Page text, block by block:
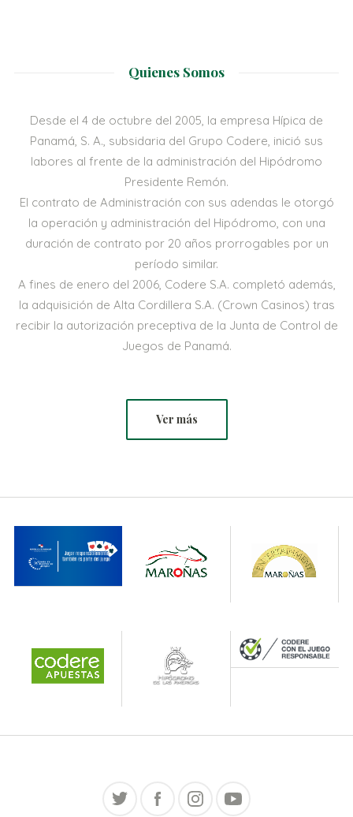
Quienes Somos
Desde el 4 de octubre del 2005, la empresa Hípica de
Panamá, S. A., subsidaria del Grupo Codere, inició sus
labores al frente de la administración del Hipódromo
Presidente Remón.
El contrato de Administración con sus adendas le otorgó
la operación y administración del Hipódromo, con una
duración de contrato por 20 años prorrogables por un
período similar.
A fines de enero del 2006, Codere S.A. completó además,
la adquisición de Alta Cordillera S.A. (Crown Casinos) tras
recibir la autorización preceptiva de la Junta de Control de
Juegos de Panamá.
Ver más